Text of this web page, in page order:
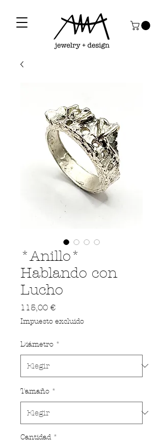
*Anillo*
Hablando con
Lucho
115,00 €Precio
Impuesto excluido
Diámetro *
Tamaño *
Cantidad *